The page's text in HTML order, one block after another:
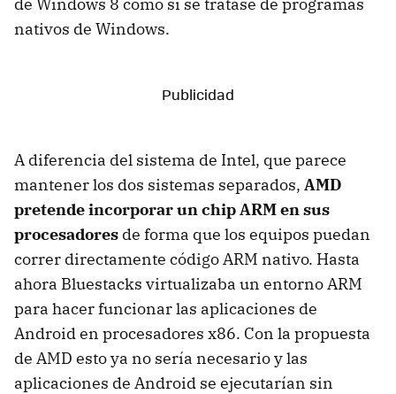
nativos de Windows.
A diferencia del sistema de Intel, que parece
mantener los dos sistemas separados, AMD
pretende incorporar un chip ARM en sus
procesadores de forma que los equipos puedan
correr directamente código ARM nativo. Hasta
ahora Bluestacks virtualizaba un entorno ARM
para hacer funcionar las aplicaciones de
Android en procesadores x86. Con la propuesta
de AMD esto ya no sería necesario y las
aplicaciones de Android se ejecutarían sin